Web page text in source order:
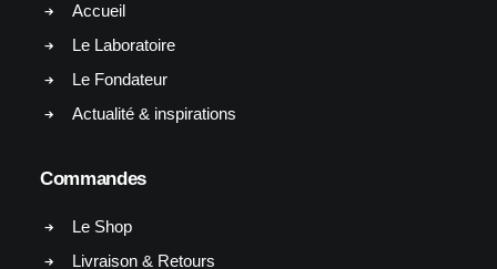
Accueil
Le Laboratoire
Le Fondateur
Actualité & inspirations
Commandes
Le Shop
Livraison & Retours